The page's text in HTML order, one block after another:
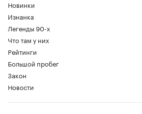
Новинки
Изнанка
Легенды 90-х
Что там у них
Рейтинги
Большой пробег
Закон
Новости